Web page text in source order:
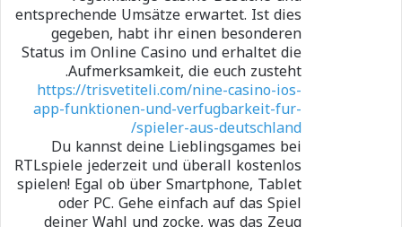
entsprechende Umsätze erwartet. Ist dies
gegeben, habt ihr einen besonderen
Status im Online Casino und erhaltet die
Aufmerksamkeit, die euch zusteht.
https://trisvetiteli.com/nine-casino-ios-
app-funktionen-und-verfugbarkeit-fur-
spieler-aus-deutschland/
Du kannst deine Lieblingsgames bei
RTLspiele jederzeit und überall kostenlos
spielen! Egal ob über Smartphone, Tablet
oder PC. Gehe einfach auf das Spiel